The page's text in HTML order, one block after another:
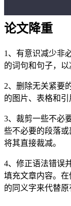
论文降重
1、有意识减少非
的词句和句子，以
2、删除无关紧要
的图片、表格和引
3、裁剪一些不必
些不必要的段落
将其直接裁减。
4、修正语法错误
填充文章内容。
的同义字来代替原